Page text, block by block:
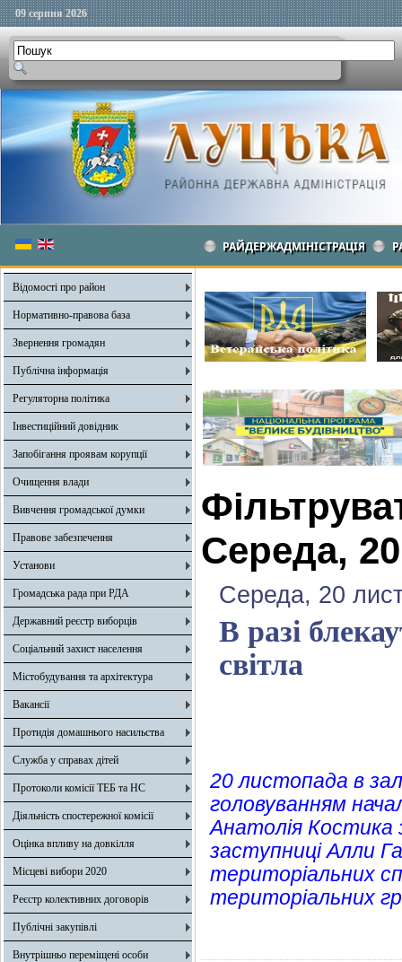
09 серпня 2026
РАЙДЕРЖАДМІНІСТРАЦІЯ
Відомості про район
Нормативно-правова база
Звернення громадян
Публічна інформація
Регуляторна політика
Інвестиційний довідник
Запобігання проявам корупції
Очищення влади
Вивчення громадської думки
Правове забезпечення
Установи
Громадська рада при РДА
Державний реєстр виборців
Соціальний захист населення
Містобудування та архітектура
Вакансії
Протидія домашнього насильства
Служба у справах дітей
Протоколи комісії ТЕБ та НС
Діяльність спостережної комісії
Оцінка впливу на довкілля
Місцеві вибори 2020
Реєстр колективних договорів
Публічні закупівлі
Внутрішньо переміщені особи
Середа,
Середа, 20
В разі
світла
20 листопада в
головуванням
Анатолія Костика
заступниці Алли
територіальних
територіальних